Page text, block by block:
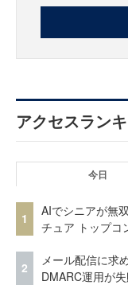
アクセスラン
今日
1
AIでシニアが無
チュア トップコ
2
メール配信に求
DMARC運用が